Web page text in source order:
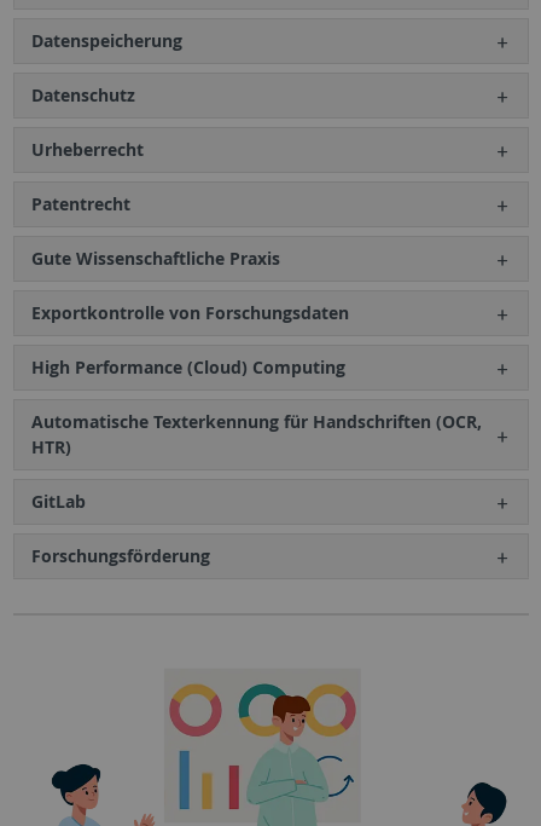
Datenspeicherung
Datenschutz
Urheberrecht
Patentrecht
Gute Wissenschaftliche Praxis
Exportkontrolle von Forschungsdaten
High Performance (Cloud) Computing
Automatische Texterkennung für Handschriften (OCR,
HTR)
GitLab
Forschungsförderung